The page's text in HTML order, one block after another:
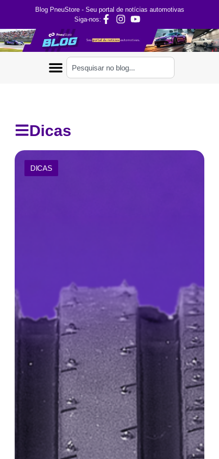
Blog PneuStore - Seu portal de notícias automotivas
Siga-nos:
Dicas
DICAS